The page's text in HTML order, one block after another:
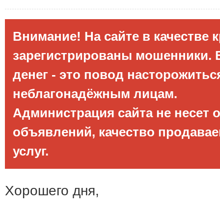
Внимание! На сайте в качестве
зарегистрированы мошенники.
денег - это повод
неблагонадёжным лицам.
Администрация сайта не несет
объявлений, качество
услуг.
Хорошего дня,